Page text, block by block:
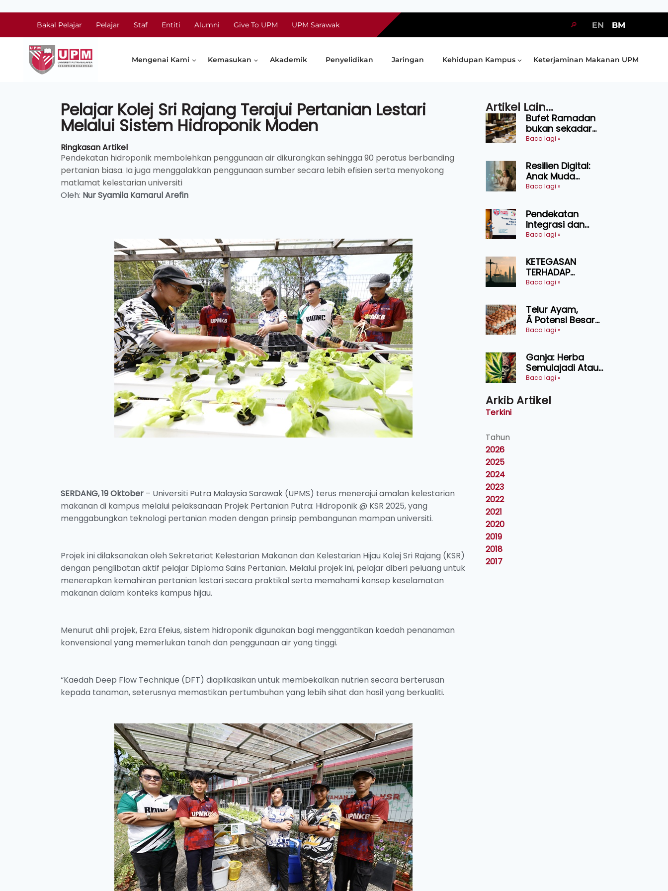
Bakal Pelajar Pelajar Staf Entiti Alumni Give To UPM UPM Sarawak 🔎 EN BM
Mengenai Kami Kemasukan Akademik Penyelidikan Jaringan Kehidupan Kampus Keterjaminan Makanan UPM
Pelajar Kolej Sri Rajang Terajui Pertanian Lestari
Melalui Sistem Hidroponik Moden
Ringkasan Artikel
Pendekatan hidroponik membolehkan penggunaan air dikurangkan sehingga 90 peratus berbanding
pertanian biasa. Ia juga menggalakkan penggunaan sumber secara lebih efisien serta menyokong
matlamat kelestarian universiti
Oleh: Nur Syamila Kamarul Arefin
SERDANG, 19 Oktober – Universiti Putra Malaysia Sarawak (UPMS) terus menerajui amalan kelestarian
makanan di kampus melalui pelaksanaan Projek Pertanian Putra: Hidroponik @ KSR 2025, yang
menggabungkan teknologi pertanian moden dengan prinsip pembangunan mampan universiti.
Projek ini dilaksanakan oleh Sekretariat Kelestarian Makanan dan Kelestarian Hijau Kolej Sri Rajang (KSR)
dengan penglibatan aktif pelajar Diploma Sains Pertanian. Melalui projek ini, pelajar diberi peluang untuk
menerapkan kemahiran pertanian lestari secara praktikal serta memahami konsep keselamatan
makanan dalam konteks kampus hijau.
Menurut ahli projek, Ezra Efeius, sistem hidroponik digunakan bagi menggantikan kaedah penanaman
konvensional yang memerlukan tanah dan penggunaan air yang tinggi.
“Kaedah Deep Flow Technique (DFT) diaplikasikan untuk membekalkan nutrien secara berterusan
kepada tanaman, seterusnya memastikan pertumbuhan yang lebih sihat dan hasil yang berkualiti.
Artikel Lain...
Bufet Ramadan
bukan sekadar
juadah, perlu bijak
selamat
menikmati
Baca lagi »
Resilien Digital:
Anak Muda
Belajar Bertahan
Menekan Diri
Baca lagi »
Pendekatan
Integrasi dan
Teknologi Baharu
Ternakan
Ruminan
Baca lagi »
KETEGASAN
TERHADAP
KEDAULATAN
ASAS KEPADA
KEADILAN DAN
KEHARMONIAN
Baca lagi »
Telur Ayam,
Â Potensi Besar
Dalam Industri
Kosmetik dan
Penyelidikan
Baca lagi »
Ganja: Herba
Semulajadi Atau
Ancaman
Baca lagi »
Arkib Artikel
Terkini
Tahun
2026
2025
2024
2023
2022
2021
2020
2019
2018
2017